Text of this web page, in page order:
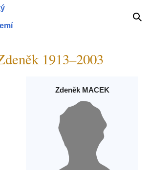
1913–2003
Zdeněk MACEK